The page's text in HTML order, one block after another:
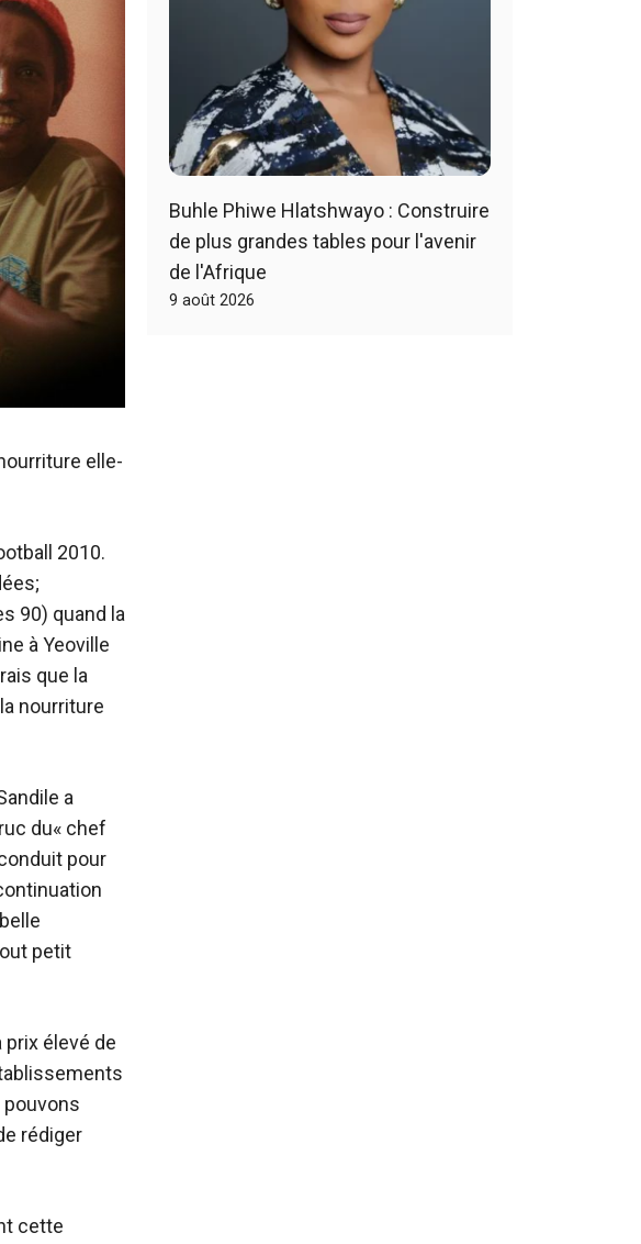
elle-
2010.
90) quand la
à Yeoville
que la
nourriture
a
du« chef
pour
petit
élevé de
rédiger
cette
Buhle Phiwe Hlatshwayo : Construire
de plus grandes tables pour l'avenir
de l'Afrique
9 août 2026